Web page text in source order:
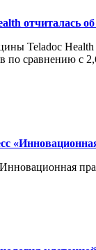
отчиталась
Teladoc
по сравнению с